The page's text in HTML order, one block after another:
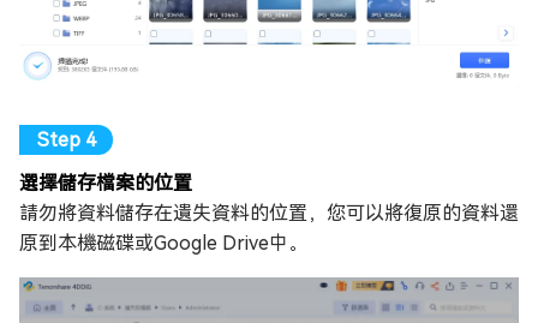
選擇儲存檔案的位置
請勿將資料儲存在遺失資料的位置，您可以將復原的資料還
原到本機磁碟或Google Drive中。